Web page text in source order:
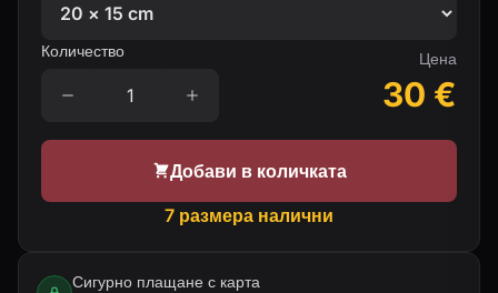
Количество Цена
30 €
Добави в количката
7 размера налични
Сигурно плащане с карта